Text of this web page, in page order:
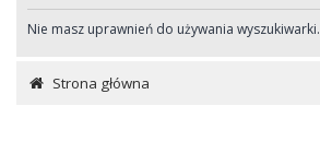
Nie masz uprawnień do używania wyszukiwarki.
Strona główna